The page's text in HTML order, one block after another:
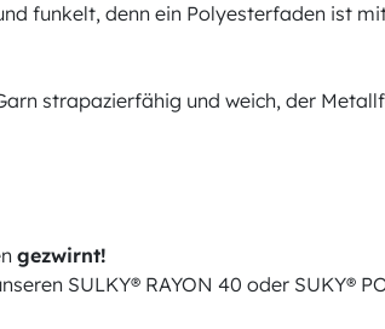
funkelt, denn ein Polyesterfaden ist
strapazierfähig und weich, der
gezwirnt!
SULKY® RAYON 40 oder SUKY®